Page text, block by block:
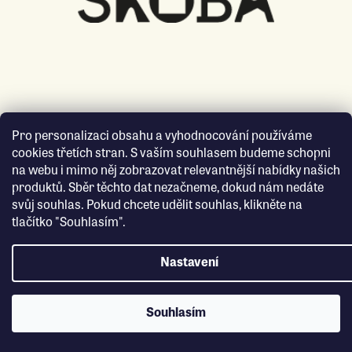
Pro personalizaci obsahu a vyhodnocování používáme
cookies třetích stran. S vaším souhlasem budeme schopni
na webu i mimo něj zobrazovat relevantnější nabídky našich
produktů. Sběr těchto dat nezačneme, dokud nám nedáte
svůj souhlas. Pokud chcete udělit souhlas, klikněte na
tlačítko "Souhlasím".
Nastavení
Souhlasím